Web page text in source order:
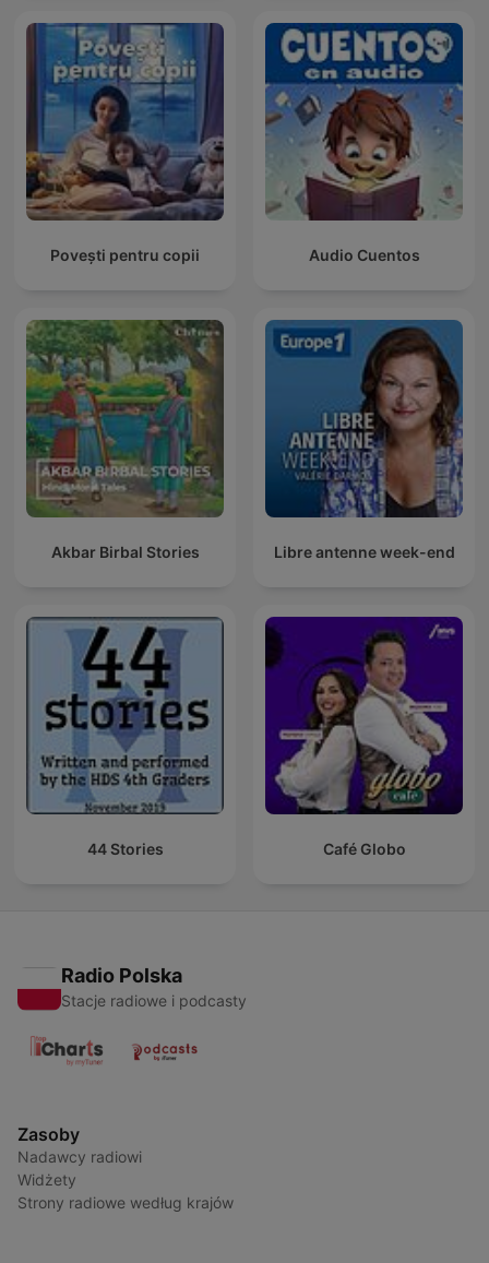
Povești pentru copii Audio Cuentos
Akbar Birbal Stories Libre antenne week-end
44 Stories Café Globo
Radio Polska
Stacje radiowe i podcasty
Zasoby
Nadawcy radiowi
Widżety
Strony radiowe według krajów